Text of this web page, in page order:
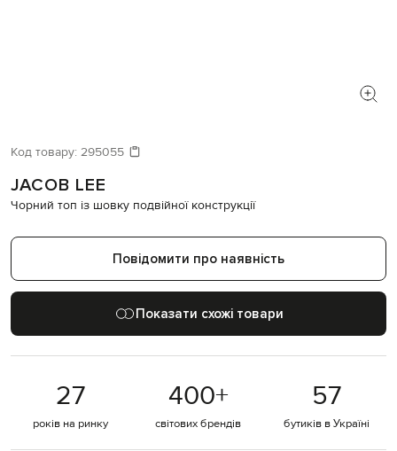
Код товару: 295055
JACOB LEE
Чорний топ із шовку подвійної конструкції
Повідомити про наявність
Показати схожі товари
27
років на ринку
400+
світових брендів
57
бутиків в Україні